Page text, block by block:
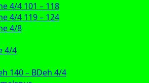
4/4 101 – 118
4/4 119 – 124
4/8
4/4
140 – BDeh 4/4